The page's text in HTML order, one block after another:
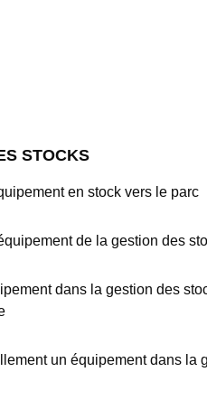
STOCKS
en stock vers le parc
de la gestion des
dans la gestion des
un équipement dans la